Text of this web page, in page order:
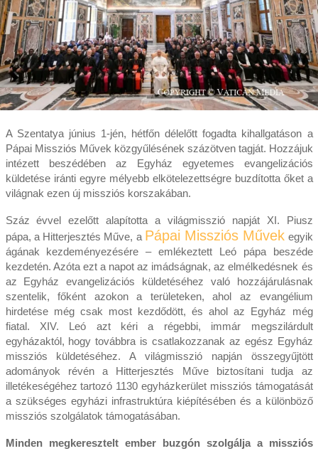
A Szentatya június 1-jén, hétfőn délelőtt fogadta kihallgatáson a
Pápai Missziós Művek közgyűlésének százötven tagját. Hozzájuk
intézett beszédében az Egyház egyetemes evangelizációs
küldetése iránti egyre mélyebb elkötelezettségre buzdította őket a
világnak ezen új missziós korszakában.
Száz évvel ezelőtt alapította a világmisszió napját XI. Piusz
pápa, a Hitterjesztés Műve, a Pápai Missziós Művek egyik
ágának kezdeményezésére – emlékeztett Leó pápa beszéde
kezdetén. Azóta ezt a napot az imádságnak, az elmélkedésnek és
az Egyház evangelizációs küldetéséhez való hozzájárulásnak
szentelik, főként azokon a területeken, ahol az evangélium
hirdetése még csak most kezdődött, és ahol az Egyház még
fiatal. XIV. Leó azt kéri a régebbi, immár megszilárdult
egyházaktól, hogy továbbra is csatlakozzanak az egész Egyház
missziós küldetéséhez. A világmisszió napján összegyűjtött
adományok révén a Hitterjesztés Műve biztosítani tudja az
illetékeségéhez tartozó 1130 egyházkerület missziós támogatását
a szükséges egyházi infrastruktúra kiépítésében és a különböző
missziós szolgálatok támogatásában.
Minden megkeresztelt ember buzgón szolgálja a missziós